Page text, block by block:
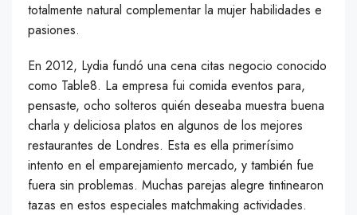
totalmente natural complementar la mujer habilidades e
pasiones.
En 2012, Lydia fundó una cena citas negocio conocido
como Table8. La empresa fui comida eventos para,
pensaste, ocho solteros quién deseaba muestra buena
charla y deliciosa platos en algunos de los mejores
restaurantes de Londres. Esta es ella primerísimo
intento en el emparejamiento mercado, y también fue
fuera sin problemas. Muchas parejas alegre tintinearon
tazas en estos especiales matchmaking actividades.